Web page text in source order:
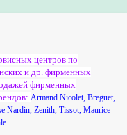
центров по
и др. фирменных
фирменных
Armand Nicolet Breguet
Nardin Zenith Tissot Maurice